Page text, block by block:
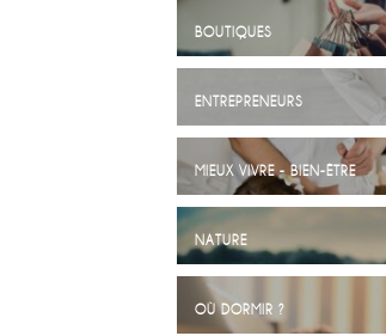
BOUTIQUES
ENTREPRENEURS
MIEUX VIVRE - BIEN-ÊTRE
NATURE
OÙ DORMIR ?